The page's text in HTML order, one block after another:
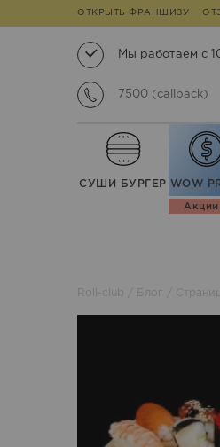
ОТКРЫТЬ ФРАНШИЗУ
Мы работаем с
7500 (callback)
СУШИ БУРГЕР WOW
Roll-club Блог